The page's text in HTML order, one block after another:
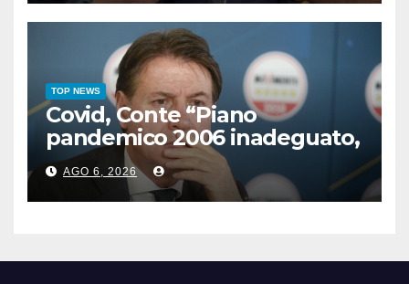
TOP NEWS
Covid, Conte “Piano
pandemico 2006 inadeguato,
virus senza precedenti”
AGO 6, 2026